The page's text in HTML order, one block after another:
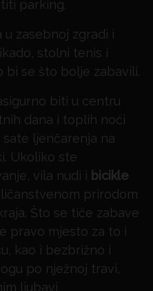
parking.
u zasebnoj zgradi i
stolni tenis i
bi se što bolje zabavili.
biti u centru
dana i toplih noći
ljenčarenja na
Ukoliko ste
vila nudi i bicikle
prirodom
Što se tiče zabave
pravo mjesto za to i
kao i bezbrižno i
po nježnoj travi,
ljubavi.